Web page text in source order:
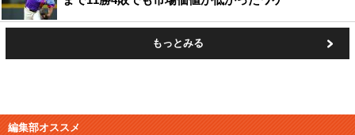
もっとみる
編集部オススメ